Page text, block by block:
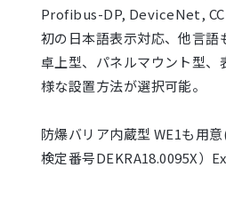
Profibus-DP, DeviceNet,
初の日本語表示対応、他言語
卓上型、パネルマウント型、
様な設置方法が選択可能。
防爆バリア内蔵型 WE1も用
検定番号DEKRA18.0095X）